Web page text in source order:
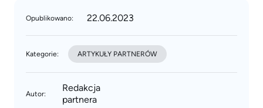
Autor:
Redakcja
partnera
Opublikowano: 22.06.2023
Kategorie: ARTYKUŁY PARTNERÓW